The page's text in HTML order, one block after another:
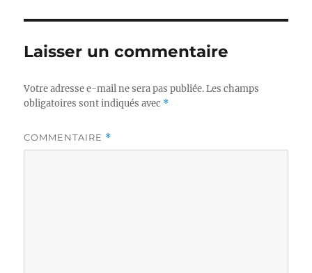
Laisser un commentaire
Votre adresse e-mail ne sera pas publiée. Les champs
obligatoires sont indiqués avec *
COMMENTAIRE *